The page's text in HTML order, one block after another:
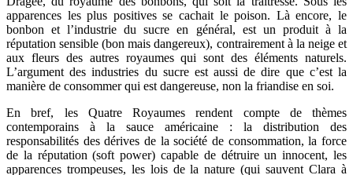
apparences les plus positives se cachait le poison. Là encore, le
bonbon et l’industrie du sucre en général, est un produit à la
réputation sensible (bon mais dangereux), contrairement à la neige et
aux fleurs des autres royaumes qui sont des éléments naturels.
L’argument des industries du sucre est aussi de dire que c’est la
manière de consommer qui est dangereuse, non la friandise en soi.
En bref, les Quatre Royaumes rendent compte de thèmes
contemporains à la sauce américaine : la distribution des
responsabilités des dérives de la société de consommation, la force
de la réputation (soft power) capable de détruire un innocent, les
apparences trompeuses, les lois de la nature (qui sauvent Clara à